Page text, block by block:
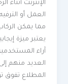
الإنترنت أثناء
العمل أو
مما يمكن الركاب
يعتبر ميزة
آراء
العديد منهم إلى
المطلاع تفوق